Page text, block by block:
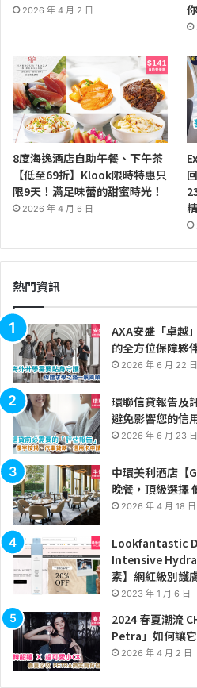
2026 年 4 月 2 日
8度海逸酒店自助午餐、下午茶
【低至69折】Klook限時特惠只
限9天！滿足味蕾的甜蜜時光！
2026 年 4 月 6 日
熱門資訊
AXA安盛「卓越
的全方位保障夥
2026 年 6 月 22 日
環聯信貸報告及
避免影響您的信
2026 年 6 月 23 日
中環美利酒店
晚餐，頂級選擇
2026 年 4 月 18 日
Lookfantastic
Intensive
素】網紅級別護
2023 年 1 月 6 日
2024 春夏潮流
Petra」如何讓
2026 年 4 月 2 日